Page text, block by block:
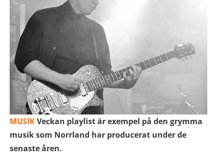
MUSIKVeckan playlist är exempel på den grymma
musik som Norrland har producerat under de
senaste åren.